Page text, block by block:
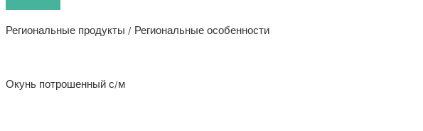
Региональные продукты / Региональные особенности
Окунь потрошенный с/м